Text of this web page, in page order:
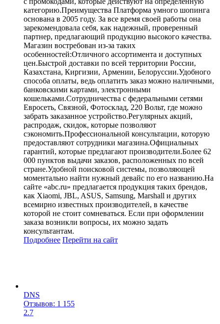
категорию.Преимущества Платформа умного шопинга
основана в 2005 году. За все время своей работы она
зарекомендовала себя, как надежный, проверенный
партнер, предлагающий продукцию высокого качества.
Магазин востребован из-за таких
особенностей:Отличного ассортимента и доступных
цен.Быстрой доставки по всей территории России,
Казахстана, Киргизии, Армении, Белоруссии.Удобного
способа оплаты, ведь оплатить заказ можно наличными,
банковскими картами, электронными
кошельками.Сотрудничества с федеральными сетями
Евросеть, Связной, Фотосклад, 220 Вольт, где можно
забрать заказанное устройство.Регулярных акций,
распродаж, скидок, которые позволяют
сэкономить.Профессиональной консультации, которую
предоставляют сотрудники магазина.Официальных
гарантий, которые предлагают производители.Более 62
000 пунктов выдачи заказов, расположенных по всей
стране.Удобной поисковой системы, позволяющей
моментально найти нужный девайс по его названию.На
сайте «abc.ru» предлагается продукция таких брендов,
как Xiaomi, JBL, ASUS, Samsung, Marshall и других
всемирно известных производителей, в качестве
которой не стоит сомневаться. Если при оформлении
заказа возникли вопросы, их можно задать
консультантам.
Подробнее Перейти на сайт
DNS
Отзывов: 1 155
2.7